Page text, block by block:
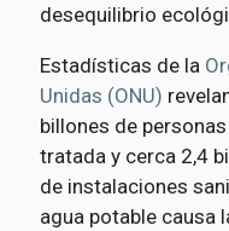
desequilibrio
Estadísticas de la
Unidas (ONU)
billones de
tratada y cerca 2,4
de instalaciones
agua potable causa